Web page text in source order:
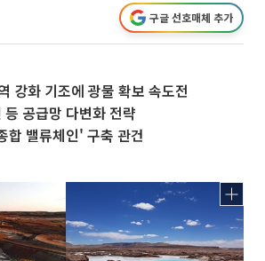
구글 선호매체 추가
강화 기조에 광물 확보 속도전
등 공급망 다변화 전략
합 밸류체인' 구축 관건